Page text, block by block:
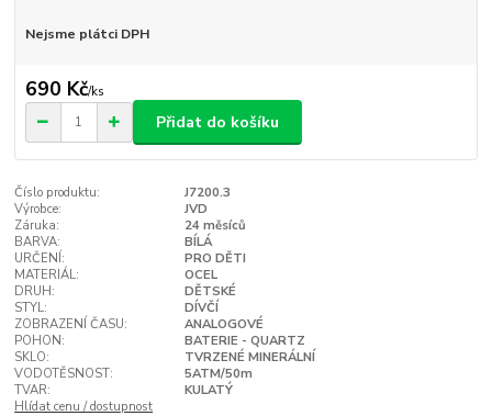
Nejsme plátci DPH
690 Kč/ks
Přidat do košíku
Číslo produktu:
J7200.3
Výrobce:
JVD
Záruka:
24 měsíců
BARVA:
BÍLÁ
URČENÍ:
PRO DĚTI
MATERIÁL:
OCEL
DRUH:
DĚTSKÉ
STYL:
DÍVČÍ
ZOBRAZENÍ ČASU:
ANALOGOVÉ
POHON:
BATERIE - QUARTZ
SKLO:
TVRZENÉ MINERÁLNÍ
VODOTĚSNOST:
5ATM/50m
TVAR:
KULATÝ
Hlídat cenu / dostupnost